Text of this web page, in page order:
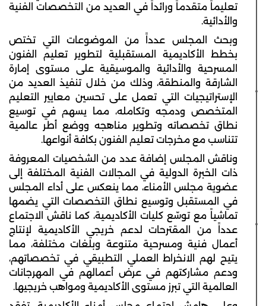
تعليماً متقدماً ورائداً في العديد من التخصصات الفنية
والأدائية.
وبحث المجلس عدداً من الموضوعات التي تختص
بخطط الأكاديمية المستقبلية لتطوير تعليم الفنون
المسرحية والأدائية والموسيقية على مستوى إمارة
الشارقة والمنطقة، وذلك من خلال تنفيذ العديد من
الإستراتيجيات التي تعمل على تحسين معايير التعليم
المتخصص ودمجه وتكامله، مما يسهم في توسيع
نطاق تخصصاته وتطوير مناهجه ووضع أطر عالمية
تتناسب مع مخرجات تعليم الفنون بكافة أنواعها.
وناقش المجلس إضافة عدد من الشخصيات المعروفة
ذات الخبرة الدولية في المجالات الفنية المختلفة إلى
عضوية مجلس الأمناء، مما ينعكس على أداء المجلس
في المستقبل وتوسيع نطاق التخصصات التي يضمها
تماشياً مع توسّع كليات الأكاديمية، كما ناقش الاجتماع
عدداً من المقترحات لدعم خريجي الأكاديمية لإنتاج
أعمال فنية ومسرحية متنوعة وبلغات مختلفة، مما
يتيح لهم الانخراط العملي التطبيقي في تخصصاتهم،
ودعم مشاركتهم في عرض أعمالهم في المهرجانات
العالمية التي تبرز مستوى الأكاديمية ومواهب خريجيها.